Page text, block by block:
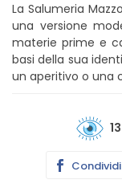
La Salumeria
una versione
materie prime e
basi della sua
un aperitivo o una
Condividi